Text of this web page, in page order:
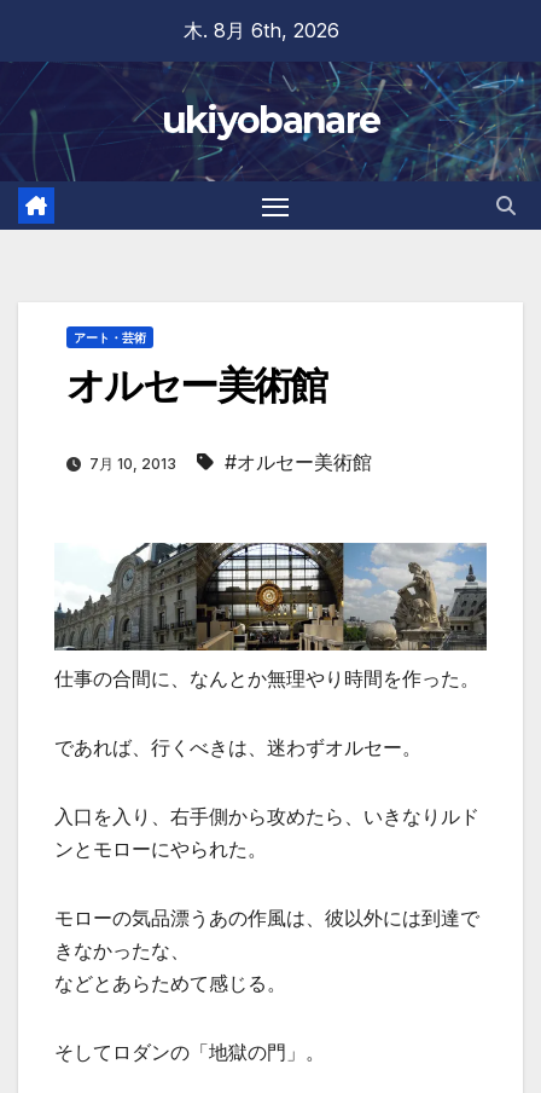
content
木. 8月 6th, 2026
ukiyobanare
アート・芸術
オルセー美術館
7月 10, 2013 #オルセー美術館
仕事の合間に、なんとか無理やり時間を作った。
であれば、行くべきは、迷わずオルセー。
入口を入り、右手側から攻めたら、いきなりルド
ンとモローにやられた。
モローの気品漂うあの作風は、彼以外には到達で
きなかったな、
などとあらためて感じる。
そしてロダンの「地獄の門」。